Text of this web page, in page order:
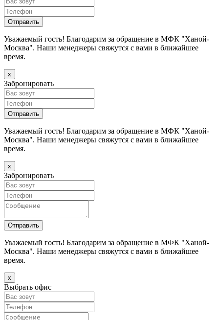
Уважаемый гость! Благодарим за обращение в МФК "Ханой-
Москва". Наши менеджеры свяжутся с вами в ближайшее
время.
х
Забронировать
Уважаемый гость! Благодарим за обращение в МФК "Ханой-
Москва". Наши менеджеры свяжутся с вами в ближайшее
время.
х
Забронировать
Уважаемый гость! Благодарим за обращение в МФК "Ханой-
Москва". Наши менеджеры свяжутся с вами в ближайшее
время.
х
Выбрать офис